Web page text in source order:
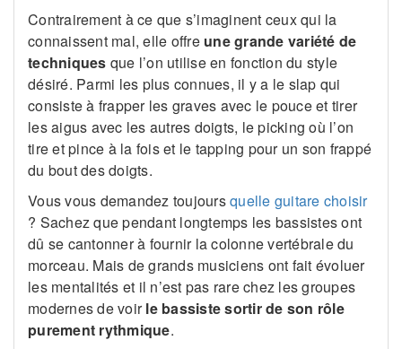
Contrairement à ce que s’imaginent ceux qui la
connaissent mal, elle offre une grande variété de
techniques que l’on utilise en fonction du style
désiré. Parmi les plus connues, il y a le slap qui
consiste à frapper les graves avec le pouce et tirer
les aigus avec les autres doigts, le picking où l’on
tire et pince à la fois et le tapping pour un son frappé
du bout des doigts.
Vous vous demandez toujoursquelle guitare choisir
? Sachez que pendant longtemps les bassistes ont
dû se cantonner à fournir la colonne vertébrale du
morceau. Mais de grands musiciens ont fait évoluer
les mentalités et il n’est pas rare chez les groupes
modernes de voirle bassiste sortir de son rôle
purement rythmique.